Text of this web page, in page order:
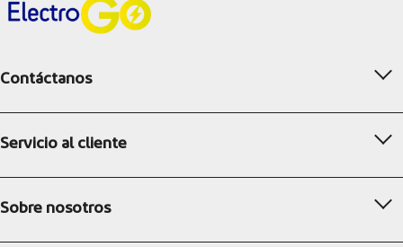
Contáctanos
Servicio al cliente
Sobre nosotros